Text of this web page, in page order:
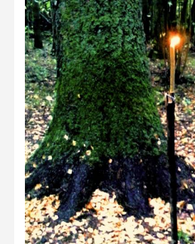
Liikuvad kuvad 2025
Hiite kuvavõistlus 2024
Hiite kuvavõistlus 2024 lisa
Liikuvad kuvad 2024
Hiite kuvavõistlus 2023
Hiite kuvavõistlus 2023 lisa
Liikuvad kuvad 2023
Hiite kuvavõistlus 2022
Hiite kuvavõistlus 2022 lisa
Liikuvad kuvad 2022